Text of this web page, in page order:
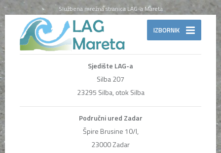
Službena mrežna stranica LAG-a Mareta
IZBORNIK
Sjedište LAG-a
Silba 207
23295 Silba, otok Silba
Područni ured Zadar
Špire Brusine 10/I,
23000 Zadar